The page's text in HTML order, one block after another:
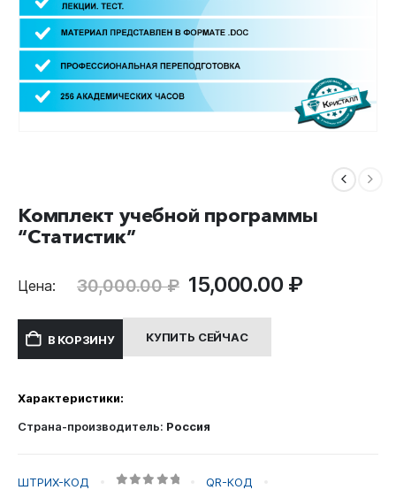
Комплект учебной программы
“Статистик”
Цена: 30,000.00₽ Первоначальная
составляла
30,000.00 ₽.
15,000.00 ₽Текущая
В КОРЗИНУ КУПИТЬ СЕЙЧАС
Характеристики:
Страна-производитель: Россия
ШТРИХ-КОД QR-КОД